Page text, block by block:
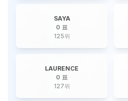
SAYA
0 표
125위
LAURENCE
0 표
127위